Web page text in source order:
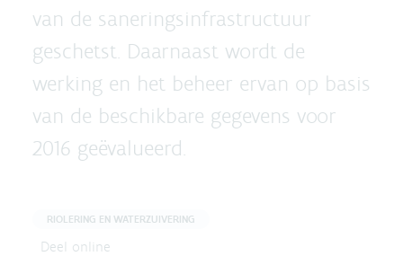
van de saneringsinfrastructuur
geschetst. Daarnaast wordt de
werking en het beheer ervan op basis
van de beschikbare gegevens voor
2016 geëvalueerd.
RIOLERING EN WATERZUIVERING
Deel online